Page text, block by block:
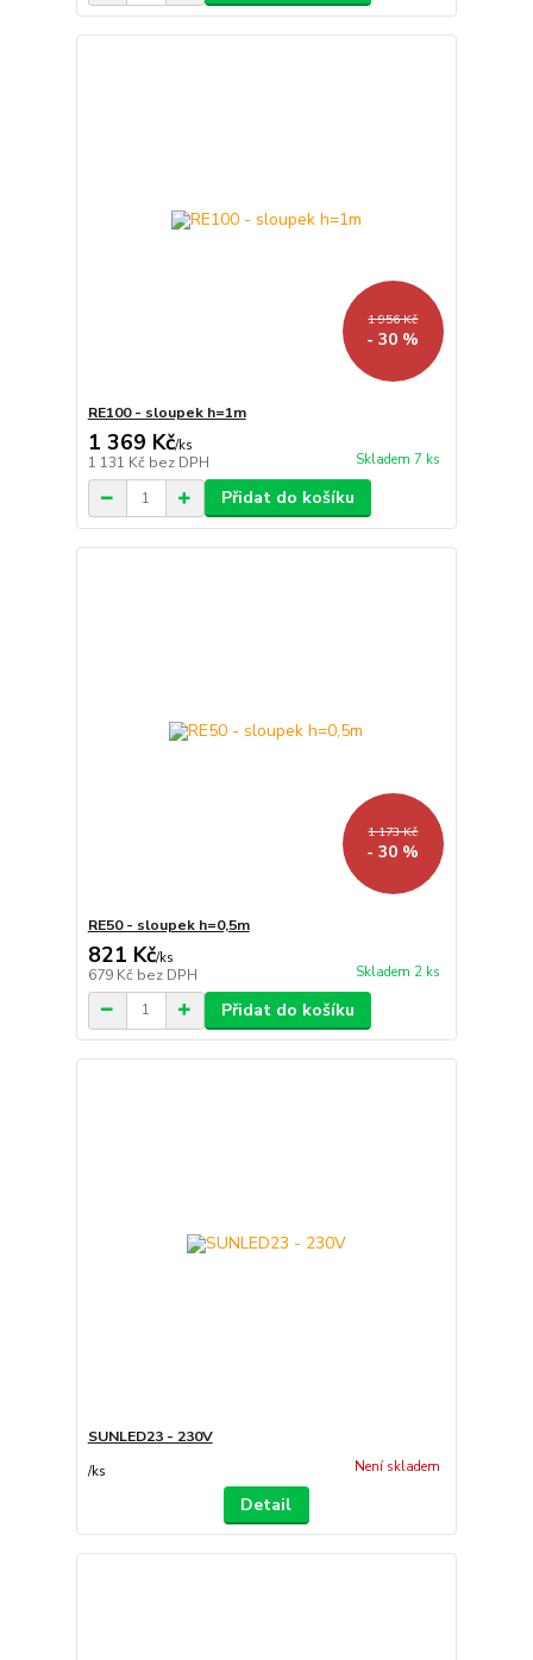
1 956 Kč
- 30 %
RE100 - sloupek h=1m
1 369 Kč/ks
1 131 Kč bez DPH Skladem 7 ks
Přidat do košíku
1 173 Kč
- 30 %
RE50 - sloupek h=0,5m
821 Kč/ks
679 Kč bez DPH Skladem 2 ks
Přidat do košíku
SUNLED23 - 230V
/ks Není skladem
Detail